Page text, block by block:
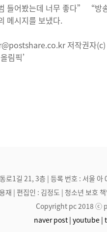
들어봤는데 너무 좋다” “
메시지를 보냈다.
저작권자
림픽’
로1길 21, 3층 | 등록 번호 : 서울
재 | 편집인 : 김정도 | 청소년 보
Copyright pc 2018 ⓒ
naver post | youtube |